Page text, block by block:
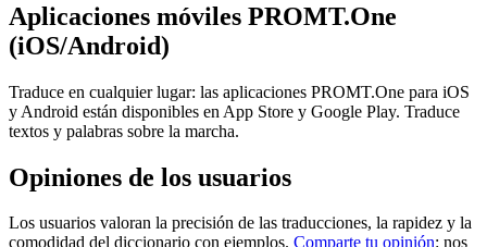
Aplicaciones móviles PROMT.One
(iOS/Android)
Traduce en cualquier lugar: las aplicaciones PROMT.One para iOS
y Android están disponibles en App Store y Google Play. Traduce
textos y palabras sobre la marcha.
Opiniones de los usuarios
Los usuarios valoran la precisión de las traducciones, la rapidez y la
comodidad del diccionario con ejemplos. Comparte tu opinión: nos